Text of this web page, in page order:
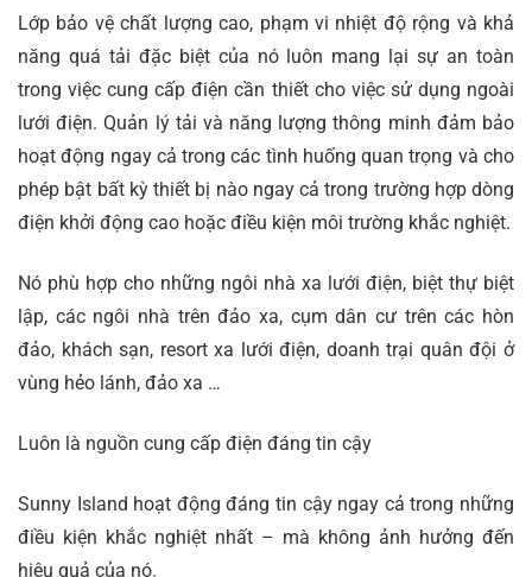
Lớp bảo vệ chất lượng cao, phạm vi nhiệt độ rộng và khả
năng quá tải đặc biệt của nó luôn mang lại sự an toàn
trong việc cung cấp điện cần thiết cho việc sử dụng ngoài
lưới điện. Quản lý tải và năng lượng thông minh đảm bảo
hoạt động ngay cả trong các tình huống quan trọng và cho
phép bật bất kỳ thiết bị nào ngay cả trong trường hợp dòng
điện khởi động cao hoặc điều kiện môi trường khắc nghiệt.
Nó phù hợp cho những ngôi nhà xa lưới điện, biệt thự biệt
lập, các ngôi nhà trên đảo xa, cụm dân cư trên các hòn
đảo, khách sạn, resort xa lưới điện, doanh trại quân đội ở
vùng hẻo lánh, đảo xa …
Luôn là nguồn cung cấp điện đáng tin cậy
Sunny Island hoạt động đáng tin cậy ngay cả trong những
điều kiện khắc nghiệt nhất – mà không ảnh hưởng đến
hiệu quả của nó.